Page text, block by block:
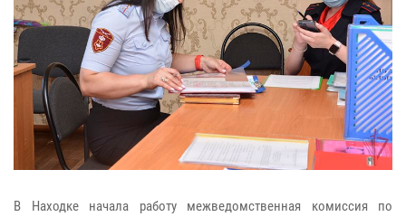
В Находке начала работу межведомственная комиссия по